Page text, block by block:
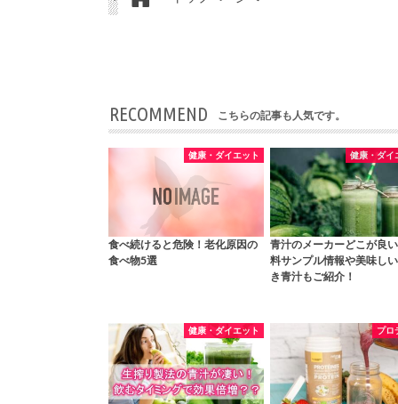
RECOMMEND こちらの記事も人気です。
健康・ダイエット
食べ続けると危険！老化原因の
食べ物5選
健康・ダイ
青汁のメーカーどこが良
料サンプル情報や美味し
き青汁もご紹介！
健康・ダイエット プロ